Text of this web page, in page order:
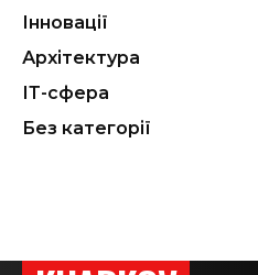
Інновації
Архітектура
ІТ-сфера
Без категорії